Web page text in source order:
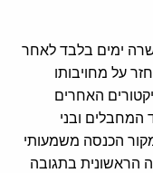
ימים בלבד לאחר
על מחויבותו
האחרים
המחבלים ובני
הכנסה משמעותי
הראשונית בתגובה